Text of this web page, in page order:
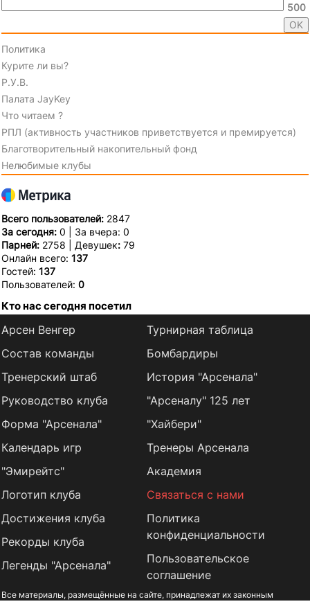
500
Политика
Курите ли вы?
Р.У.В.
Палата JayKey
Что читаем ?
РПЛ (активность участников приветствуется и премируется)
Благотворительный накопительный фонд
Нелюбимые клубы
Всего пользователей: 2847
За сегодня: 0 | За вчера: 0
Парней: 2758 | Девушек: 79
Онлайн всего: 137
Гостей: 137
Пользователей: 0
Кто нас сегодня посетил
Арсен Венгер
Состав команды
Тренерский штаб
Руководство клуба
Форма "Арсенала"
Календарь игр
Турнирная таблица
Бомбардиры
История "Арсенала"
"Арсеналу" 125 лет
"Хайбери"
Тренеры Арсенала
"Эмирейтс"
Логотип клуба
Достижения клуба
Рекорды клуба
Легенды "Арсенала"
Академия
Связаться с нами
Политика
конфиденциальности
Пользовательское
соглашение
Все материалы, размещённые на сайте, принадлежат их законным